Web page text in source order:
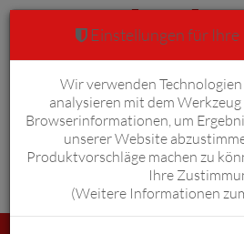
Anmelden
Einstellungen für
Wir verwenden
analysieren mit dem
Browserinformationen, um
unserer Website
Produktvorschläge machen zu
Ihre
(Weitere Informationen